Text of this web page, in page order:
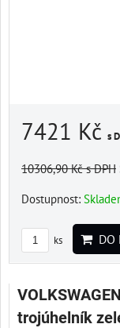
7421 Kč s
10306,90 Kčs DPH
Dostupnost:
ks DO
trojúhelník